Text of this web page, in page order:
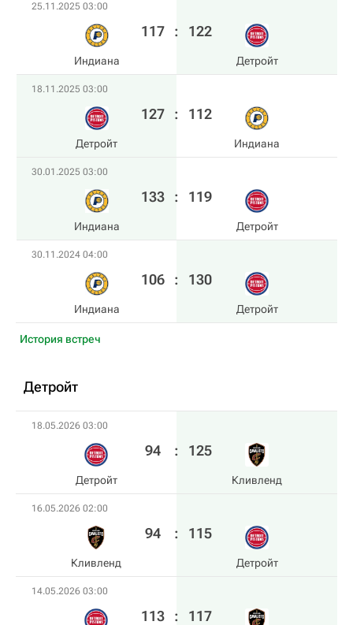
25.11.2025 03:00
Индиана
117 : 122
Детройт
18.11.2025 03:00
Детройт
127 : 112
Индиана
30.01.2025 03:00
Индиана
133 : 119
Детройт
30.11.2024 04:00
Индиана
106 : 130
Детройт
История встреч
Детройт
18.05.2026 03:00
Детройт
94 : 125
Кливленд
16.05.2026 02:00
Кливленд
94 : 115
Детройт
14.05.2026 03:00
113 : 117